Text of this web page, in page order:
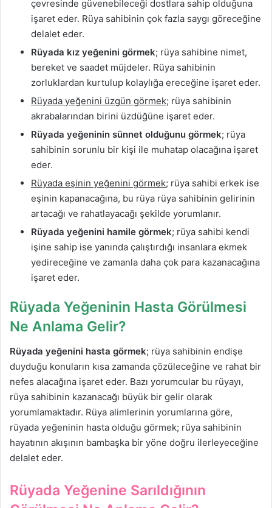
çevresinde güvenebileceği dostlara sahip olduğuna
işaret eder. Rüya sahibinin çok fazla saygı göreceğine
delalet eder.
Rüyada kız yeğenini görmek; rüya sahibine nimet,
bereket ve saadet müjdeler. Rüya sahibinin
zorluklardan kurtulup kolaylığa ereceğine işaret eder.
Rüyada yeğenini üzgün görmek; rüya sahibinin
akrabalarından birini üzdüğüne işaret eder.
Rüyada yeğeninin sünnet olduğunu görmek; rüya
sahibinin sorunlu bir kişi ile muhatap olacağına işaret
eder.
Rüyada eşinin yeğenini görmek; rüya sahibi erkek ise
eşinin kapanacağına, bu rüya rüya sahibinin gelirinin
artacağı ve rahatlayacağı şekilde yorumlanır.
Rüyada yeğenini hamile görmek; rüya sahibi kendi
işine sahip ise yanında çalıştırdığı insanlara ekmek
yedireceğine ve zamanla daha çok para kazanacağına
işaret eder.
Rüyada Yeğeninin Hasta Görülmesi
Ne Anlama Gelir?
Rüyada yeğenini hasta görmek; rüya sahibinin endişe
duyduğu konuların kısa zamanda çözüleceğine ve rahat bir
nefes alacağına işaret eder. Bazı yorumcular bu rüyayı,
rüya sahibinin kazanacağı büyük bir gelir olarak
yorumlamaktadır. Rüya alimlerinin yorumlarına göre,
rüyada yeğeninin hasta olduğu görmek; rüya sahibinin
hayatının akışının bambaşka bir yöne doğru ilerleyeceğine
delalet eder.
Rüyada Yeğenine Sarıldığının